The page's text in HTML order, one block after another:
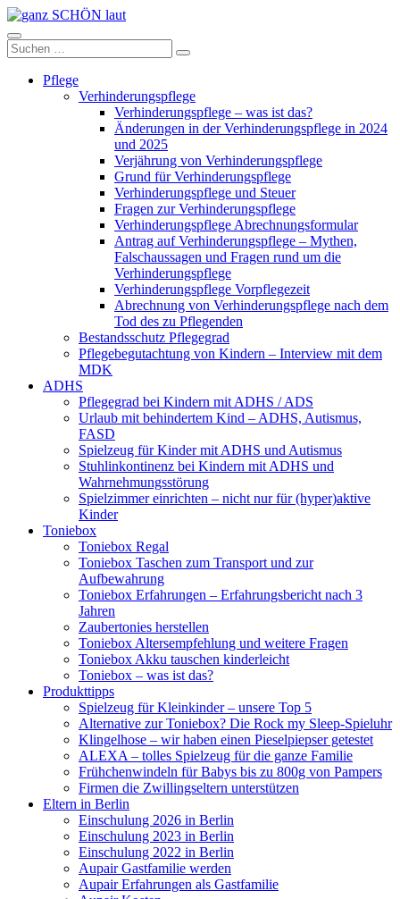
Zum
Inhalt
springen
ganz
SCHÖN
Suchen
nach:
Suchen
Pflege
Verhinderungspflege
Verhinderungspflege – was ist das?
Änderungen in der Verhinderungspflege in 2024
und 2025
Verjährung von Verhinderungspflege
Grund für Verhinderungspflege
Verhinderungspflege und Steuer
Fragen zur Verhinderungspflege
Verhinderungspflege Abrechnungsformular
Antrag auf Verhinderungspflege – Mythen,
Falschaussagen und Fragen rund um die
Verhinderungspflege
Verhinderungspflege Vorpflegezeit
Abrechnung von Verhinderungspflege nach dem
Tod des zu Pflegenden
Bestandsschutz Pflegegrad
Pflegebegutachtung von Kindern – Interview mit dem
MDK
ADHS
Pflegegrad bei Kindern mit ADHS / ADS
Urlaub mit behindertem Kind – ADHS, Autismus,
FASD
Spielzeug für Kinder mit ADHS und Autismus
Stuhlinkontinenz bei Kindern mit ADHS und
Wahrnehmungsstörung
Spielzimmer einrichten – nicht nur für (hyper)aktive
Kinder
Toniebox
Toniebox Regal
Toniebox Taschen zum Transport und zur
Aufbewahrung
Toniebox Erfahrungen – Erfahrungsbericht nach 3
Jahren
Zaubertonies herstellen
Toniebox Altersempfehlung und weitere Fragen
Toniebox Akku tauschen kinderleicht
Toniebox – was ist das?
Produkttipps
Spielzeug für Kleinkinder – unsere Top 5
Alternative zur Toniebox? Die Rock my Sleep-Spieluhr
Klingelhose – wir haben einen Pieselpiepser getestet
ALEXA – tolles Spielzeug für die ganze Familie
Frühchenwindeln für Babys bis zu 800g von Pampers
Firmen die Zwillingseltern unterstützen
Eltern in Berlin
Einschulung 2026 in Berlin
Einschulung 2023 in Berlin
Einschulung 2022 in Berlin
Aupair Gastfamilie werden
Aupair Erfahrungen als Gastfamilie